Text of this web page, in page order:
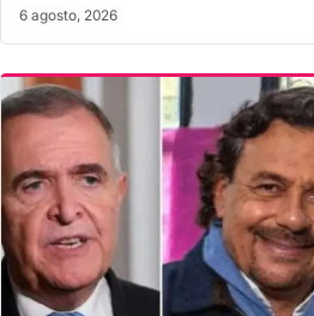
6 agosto, 2026